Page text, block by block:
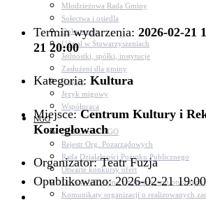
Młodzieżowa Rada Gminy
Sołectwa i osiedla
Dokumenty
Udział w Stowarzyszeniach
Jednostki, spółki, instytucje
Zasłużeni dla gminy
Petycje
Język migowy
Współpraca
NGO
Aktualności NGO
Rejestr Org. Pozarządowych
Rada Działalności Pożytku Publicznego
Otwarte konkursy ofert
Dotacje udzielone z pominięciem
Komunikaty organizacji o realizowanych
Termin wydarzenia: 2026-02-21
21 20:00
Kategoria: Kultura
Miejsce:Centrum Kultury i
Koziegłowach
Organizator: Teatr Fuzja
Opublikowano: 2026-02-21